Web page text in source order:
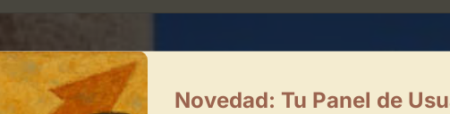
Novedad: Tu Panel de